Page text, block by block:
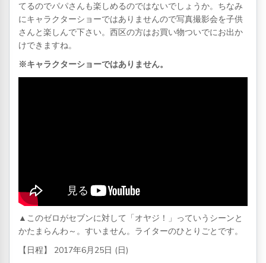
てるのでパパさんも楽しめるのではないでしょうか。ちなみ
にキャラクターショーではありませんので写真撮影会を子供
さんと楽しんで下さい。西区の方はお買い物ついでにお出か
けできますね。
※キャラクターショーではありません。
▲このゼロがセブンに対して「オヤジ！」っていうシーンと
かたまらんわ～。すいません。ライターのひとりごとです。
【日程】 2017年6月25日 (日)